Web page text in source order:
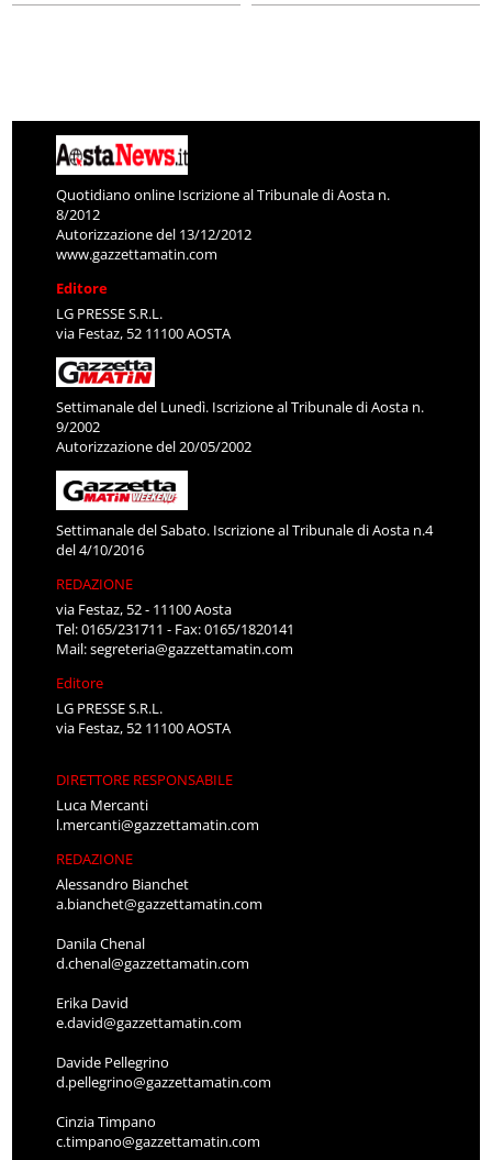
Quotidiano online Iscrizione al Tribunale di Aosta n.
8/2012
Autorizzazione del 13/12/2012
www.gazzettamatin.com
Editore
LG PRESSE S.R.L.
via Festaz, 52 11100 AOSTA
Settimanale del Lunedì. Iscrizione al Tribunale di Aosta n.
9/2002
Autorizzazione del 20/05/2002
Settimanale del Sabato. Iscrizione al Tribunale di Aosta n.4
del 4/10/2016
REDAZIONE
via Festaz, 52 - 11100 Aosta
Tel: 0165/231711 - Fax: 0165/1820141
Mail:segreteria@gazzettamatin.com
Editore
LG PRESSE S.R.L.
via Festaz, 52 11100 AOSTA
DIRETTORE RESPONSABILE
Luca Mercanti
l.mercanti@gazzettamatin.com
REDAZIONE
Alessandro Bianchet
a.bianchet@gazzettamatin.com
Danila Chenal
d.chenal@gazzettamatin.com
Erika David
e.david@gazzettamatin.com
Davide Pellegrino
d.pellegrino@gazzettamatin.com
Cinzia Timpano
c.timpano@gazzettamatin.com